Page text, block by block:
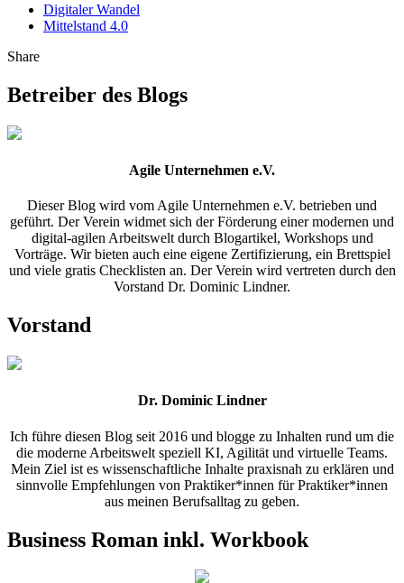
Digitaler Wandel
Mittelstand 4.0
Share
Betreiber des Blogs
Agile Unternehmen e.V.
Dieser Blog wird vom Agile Unternehmen e.V. betrieben und
geführt. Der Verein widmet sich der Förderung einer modernen und
digital-agilen Arbeitswelt durch Blogartikel, Workshops und
Vorträge. Wir bieten auch eine eigene Zertifizierung, ein Brettspiel
und viele gratis Checklisten an. Der Verein wird vertreten durch den
Vorstand Dr. Dominic Lindner.
Vorstand
Dr. Dominic Lindner
Ich führe diesen Blog seit 2016 und blogge zu Inhalten rund um die
die moderne Arbeitswelt speziell KI, Agilität und virtuelle Teams.
Mein Ziel ist es wissenschaftliche Inhalte praxisnah zu erklären und
sinnvolle Empfehlungen von Praktiker*innen für Praktiker*innen
aus meinen Berufsalltag zu geben.
Business Roman inkl. Workbook